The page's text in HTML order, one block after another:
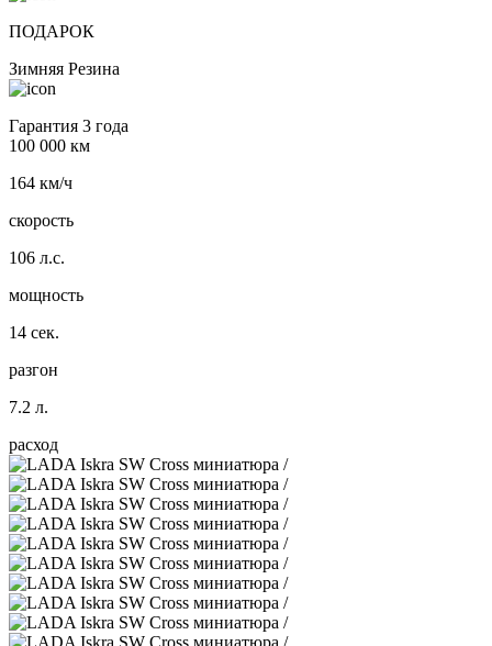
ПОДАРОК
Зимняя Резина
Гарантия 3 года
100 000 км
164 км/ч
скорость
106 л.с.
мощность
14 сек.
разгон
7.2 л.
расход